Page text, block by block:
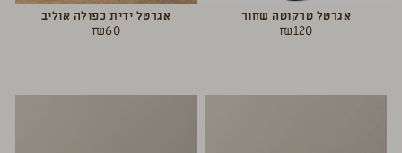
אגרטל טרקוטה שחור
₪120
אגרטל ידית כפולה אוליב
₪60